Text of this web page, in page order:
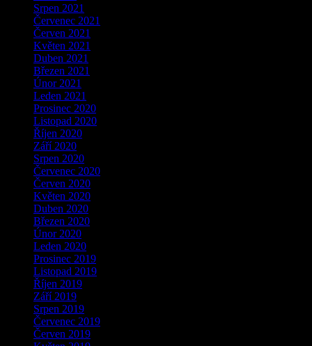
Srpen 2021
Červenec 2021
Červen 2021
Květen 2021
Duben 2021
Březen 2021
Únor 2021
Leden 2021
Prosinec 2020
Listopad 2020
Říjen 2020
Září 2020
Srpen 2020
Červenec 2020
Červen 2020
Květen 2020
Duben 2020
Březen 2020
Únor 2020
Leden 2020
Prosinec 2019
Listopad 2019
Říjen 2019
Září 2019
Srpen 2019
Červenec 2019
Červen 2019